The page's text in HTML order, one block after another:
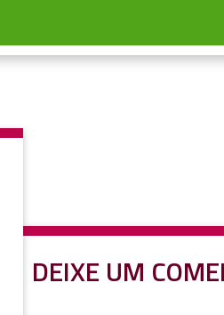
DEIXE UM